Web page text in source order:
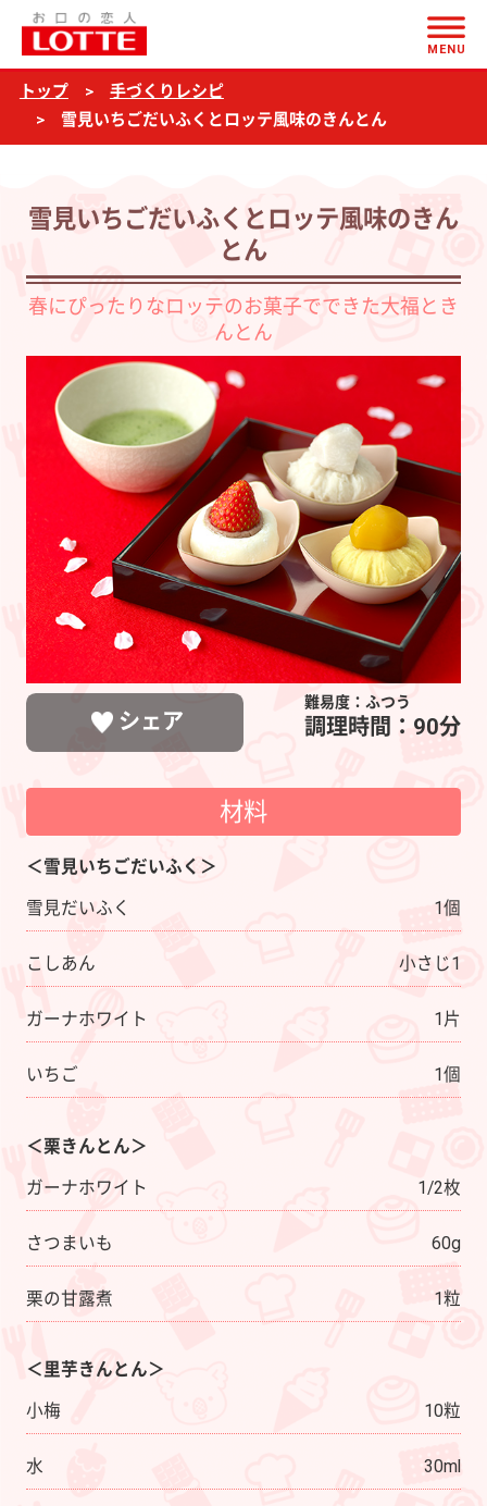
雪
見
い
ち
だ
ふ
く
と
味
の
き
ん
と
ん
MENU
トップ
手づくりレシピ
雪見いちごだいふくとロッテ風味のきんとん
雪見いちごだいふくとロッテ風味のきん
とん
春にぴったりなロッテのお菓子でできた大福とき
んとん
シェア
難易度：ふつう
調理時間：90分
材料
＜雪見いちごだいふく＞
雪見だいふく
1個
こしあん 小さじ1
ガーナホワイト 1片
いちご 1個
＜栗きんとん＞
ガーナホワイト
1/2枚
さつまいも 60g
栗の甘露煮 1粒
＜里芋きんとん＞
小梅
10粒
水 30ml